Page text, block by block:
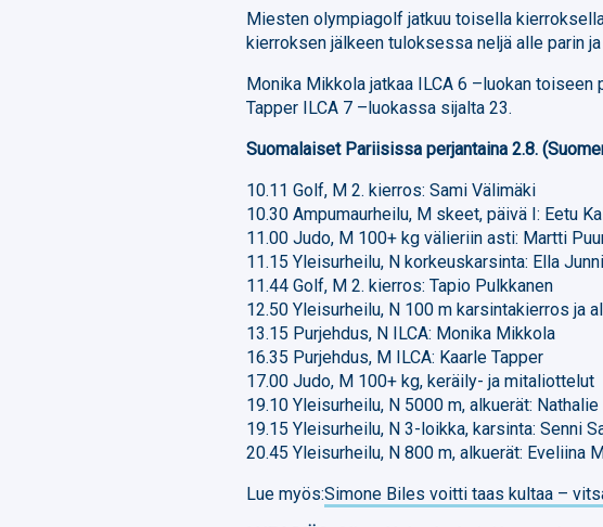
Miesten olympiagolf jatkuu toisella
kierroksen jälkeen tuloksessa neljä alle parin
Monika Mikkola jatkaa ILCA 6 –luokan toiseen
Tapper ILCA 7 –luokassa sijalta 23.
Suomalaiset Pariisissa perjantaina 2.8.
10.11 Golf, M 2. kierros: Sami Välimäki
10.30 Ampumaurheilu, M skeet, päivä I: Eetu
11.00 Judo, M 100+ kg välieriin asti: Martti
11.15 Yleisurheilu, N korkeuskarsinta: Ella
11.44 Golf, M 2. kierros: Tapio Pulkkanen
12.50 Yleisurheilu, N 100 m karsintakierros ja
13.15 Purjehdus, N ILCA: Monika Mikkola
16.35 Purjehdus, M ILCA: Kaarle Tapper
17.00 Judo, M 100+ kg, keräily- ja mitaliottelut
19.10 Yleisurheilu, N 5000 m, alkuerät:
19.15 Yleisurheilu, N 3-loikka, karsinta: Senni
20.45 Yleisurheilu, N 800 m, alkuerät: Eveliina
Lue myös:Simone Biles voitti taas kultaa –